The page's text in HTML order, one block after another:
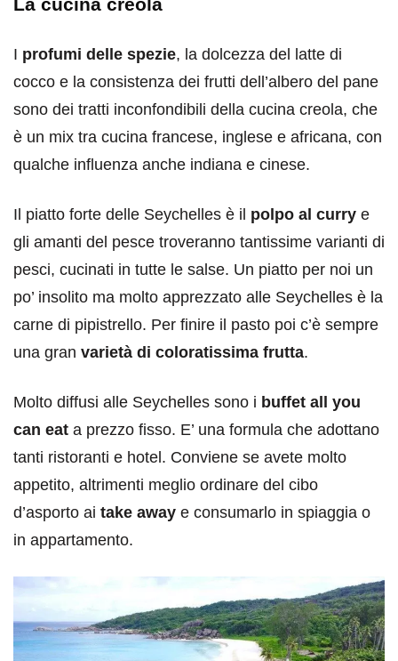
I profumi delle spezie, la dolcezza del latte di
cocco e la consistenza dei frutti dell’albero del pane
sono dei tratti inconfondibili della cucina creola, che
è un mix tra cucina francese, inglese e africana, con
qualche influenza anche indiana e cinese.
Il piatto forte delle Seychelles è il polpo al curry e
gli amanti del pesce troveranno tantissime varianti di
pesci, cucinati in tutte le salse. Un piatto per noi un
po’ insolito ma molto apprezzato alle Seychelles è la
carne di pipistrello. Per finire il pasto poi c’è sempre
una gran varietà di coloratissima frutta.
Molto diffusi alle Seychelles sono i buffet all you
can eat a prezzo fisso. E’ una formula che adottano
tanti ristoranti e hotel. Conviene se avete molto
appetito, altrimenti meglio ordinare del cibo
d’asporto ai take away e consumarlo in spiaggia o
in appartamento.